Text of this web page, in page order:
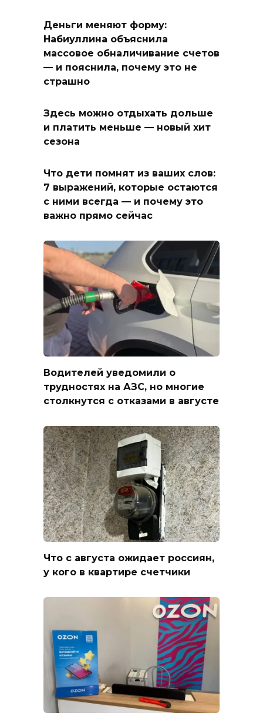
Деньги меняют форму:
Набиуллина объяснила
массовое обналичивание счетов
— и пояснила, почему это не
страшно
Здесь можно отдыхать дольше
и платить меньше — новый хит
сезона
Что дети помнят из ваших слов:
7 выражений, которые остаются
с ними всегда — и почему это
важно прямо сейчас
Водителей уведомили о
трудностях на АЗС, но многие
столкнутся с отказами в августе
Что с августа ожидает россиян,
у кого в квартире счетчики